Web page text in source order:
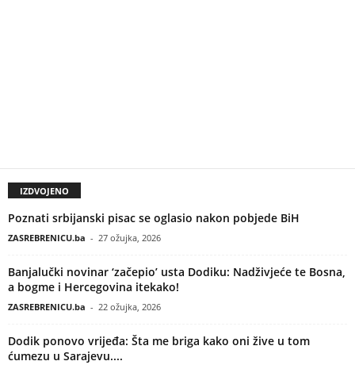
IZDVOJENO
Poznati srbijanski pisac se oglasio nakon pobjede BiH
ZASREBRENICU.ba - 27 ožujka, 2026
Banjalučki novinar ‘začepio’ usta Dodiku: Nadživjeće te Bosna,
a bogme i Hercegovina itekako!
ZASREBRENICU.ba - 22 ožujka, 2026
Dodik ponovo vrijeđa: Šta me briga kako oni žive u tom
ćumezu u Sarajevu....